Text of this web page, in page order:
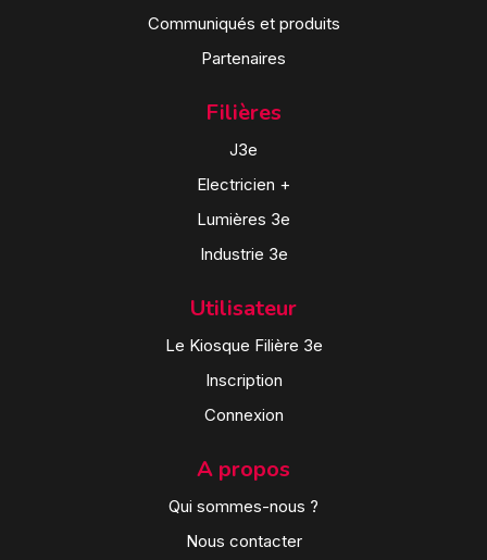
Communiqués et produits
Partenaires
Filières
J3e
Electricien +
Lumières 3e
Industrie 3e
Utilisateur
Le Kiosque Filière 3e
Inscription
Connexion
A propos
Qui sommes-nous ?
Nous contacter